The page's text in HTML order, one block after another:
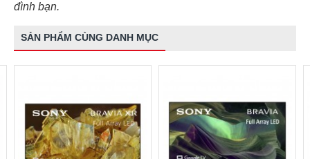
đình bạn.
SẢN PHẨM CÙNG DANH MỤC